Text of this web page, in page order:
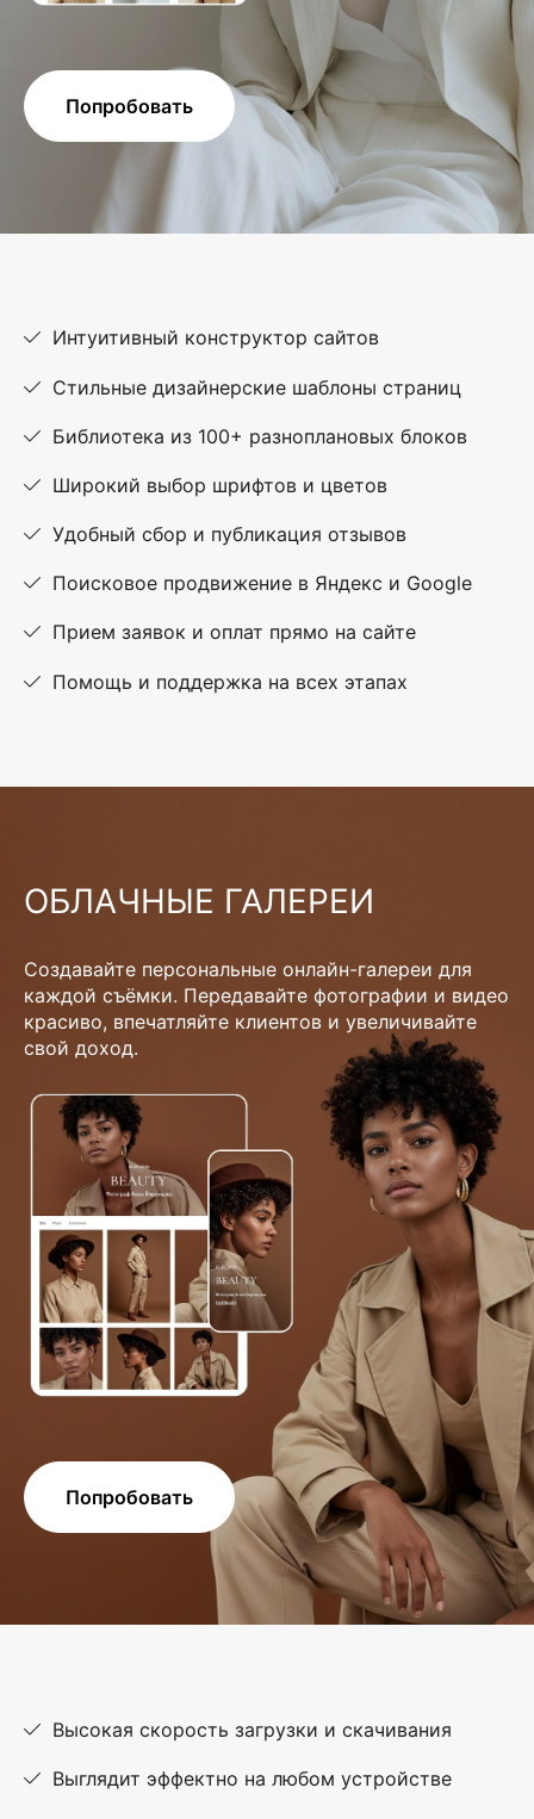
Попробовать
Интуитивный конструктор сайтов
Стильные дизайнерские шаблоны страниц
Библиотека из 100+ разноплановых блоков
Широкий выбор шрифтов и цветов
Удобный сбор и публикация отзывов
Поисковое продвижение в Яндекс и Google
Прием заявок и оплат прямо на сайте
Помощь и поддержка на всех этапах
ОБЛАЧНЫЕ ГАЛЕРЕИ
Создавайте персональные онлайн-галереи для
каждой съёмки. Передавайте фотографии и видео
красиво, впечатляйте клиентов и увеличивайте
свой доход.
Попробовать
Высокая скорость загрузки и скачивания
Выглядит эффектно на любом устройстве